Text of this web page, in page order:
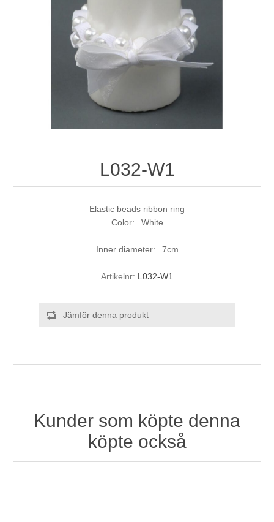
L032-W1
Elastic beads ribbon ring
Color: White
Inner diameter: 7cm
Artikelnr: L032-W1
Jämför denna produkt
Kunder som köpte denna
köpte också